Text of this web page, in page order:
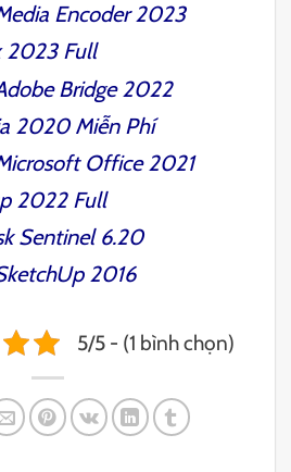
Encoder 2023
2023 Full
Bridge 2022
2020Miễn Phí
Office 2021
2022Full
Sentinel 6.20
2016
5/5 - (1 bình chọn)